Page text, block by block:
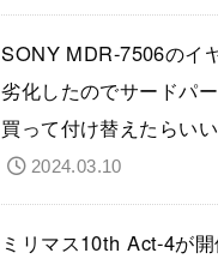
SONY MDR-7506のイ
劣化したのでサードパ
買って付け替えたらい
2024.03.10
ミリマス10th Act-4が